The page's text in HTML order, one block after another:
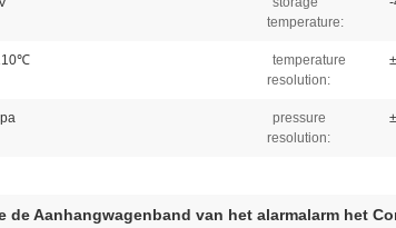
temperature:
temperature
resolution:
pressure
resolution:
de Aanhangwagenband van het alarmalarm het